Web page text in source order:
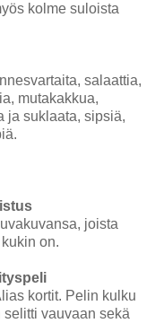
kolme suloista
salaattia,
mutakakkua,
ja suklaata, sipsiä,
joista
on.
kortit. Pelin kulku
vauvaan sekä